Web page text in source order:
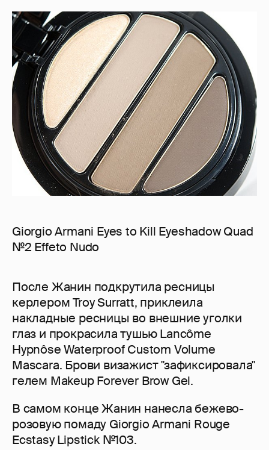
Giorgio Armani Eyes to Kill Eyeshadow Quad
№2 Effeto Nudo
После Жанин подкрутила ресницы
керлером Troy Surratt, приклеила
накладные ресницы во внешние уголки
глаз и прокрасила тушью Lancôme
Hypnôse Waterproof Custom Volume
Mascara. Брови визажист "зафиксировала"
гелем Makeup Forever Brow Gel.
В самом конце Жанин нанесла бежево-
розовую помаду Giorgio Armani Rouge
Ecstasy Lipstick №103.